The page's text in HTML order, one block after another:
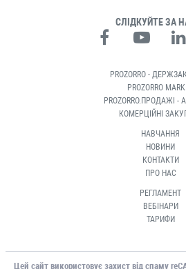
СЛІДКУЙТЕ ЗА
PROZORRO -
PROZORRO
PROZORRO.ПРОДАЖІ -
КОМЕРЦІЙНІ
НАВЧАННЯ
НОВИНИ
КОНТАКТИ
ПРО НАС
РЕГЛАМЕНТ
ВЕБІНАРИ
ТАРИФИ
Цей сайт використовує захист від спаму